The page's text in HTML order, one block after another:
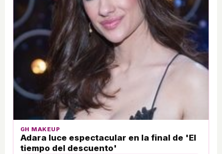
GH MAKEUP
Adara luce espectacular en la final de 'El
tiempo del descuento'